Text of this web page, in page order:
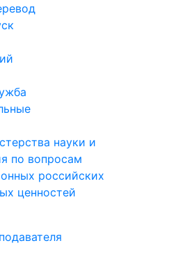
науки и
по вопросам
российских
ценностей